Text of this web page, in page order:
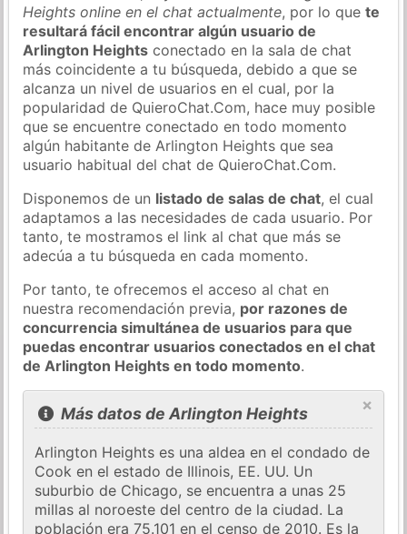
Heights online en el chat actualmente, por lo quete
resultará fácil encontrar algún usuario de
Arlington Heights conectado en la sala de chat
más coincidente a tu búsqueda, debido a que se
alcanza un nivel de usuarios en el cual, por la
popularidad de QuieroChat.Com, hace muy posible
que se encuentre conectado en todo momento
algún habitante de Arlington Heights que sea
usuario habitual del chat de QuieroChat.Com.
Disponemos de un listado de salas de chat, el cual
adaptamos a las necesidades de cada usuario. Por
tanto, te mostramos el link al chat que más se
adecúa a tu búsqueda en cada momento.
Por tanto, te ofrecemos el acceso al chat en
nuestra recomendación previa, por razones de
concurrencia simultánea de usuarios para que
puedas encontrar usuarios conectados en el chat
de Arlington Heights en todo momento.
×
Más datos de Arlington Heights
Arlington Heights es una aldea en el condado de
Cook en el estado de Illinois, EE. UU. Un
suburbio de Chicago, se encuentra a unas 25
millas al noroeste del centro de la ciudad. La
población era 75.101 en el censo de 2010. Es la